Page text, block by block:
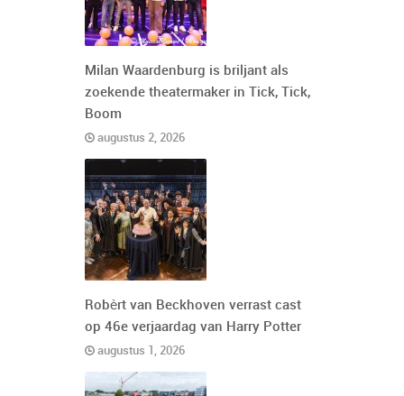
Milan Waardenburg is briljant als
zoekende theatermaker in Tick, Tick,
Boom
augustus 2, 2026
Robèrt van Beckhoven verrast cast
op 46e verjaardag van Harry Potter
augustus 1, 2026